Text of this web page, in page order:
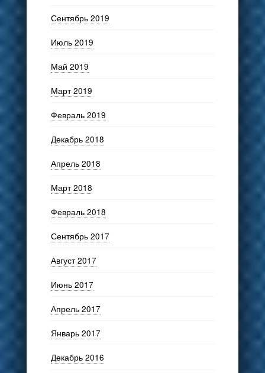
Сентябрь 2019
Июль 2019
Май 2019
Март 2019
Февраль 2019
Декабрь 2018
Апрель 2018
Март 2018
Февраль 2018
Сентябрь 2017
Август 2017
Июнь 2017
Апрель 2017
Январь 2017
Декабрь 2016